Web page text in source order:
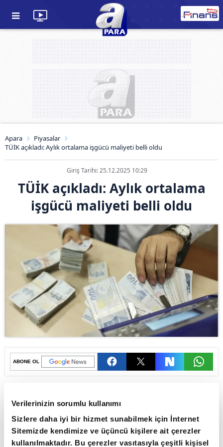
Verilerinizin sorumlu kullanımı
Sizlere daha iyi bir hizmet sunabilmek için İnternet
Sitemizde kendimize ve üçüncü kişilere ait çerezler
kullanılmaktadır. Bu çerezler vasıtasıyla çeşitli kişisel
Apara
Piyasalar
TÜİK açıkladı: Aylık ortalama işgücü maliyeti belli oldu
Giriş Tarihi: 25.12.2025 10:29
TÜİK açıkladı: Aylık ortalama
işgücü maliyeti belli oldu
ABONE OL
sonuçlarına göre, 2024 yılında aylık
ortalama işgücü maliyeti 45 bin 777 TL
olarak gerçekleşti.